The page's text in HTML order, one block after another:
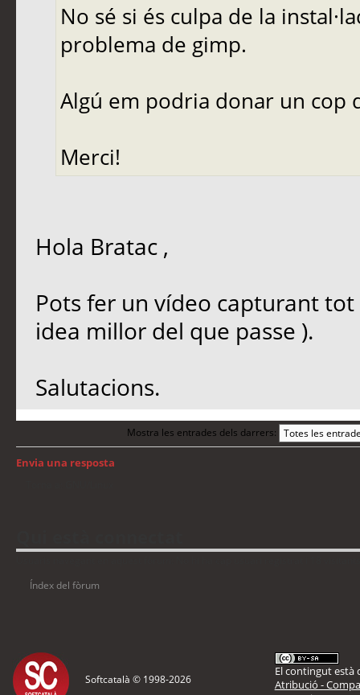
No sé si és culpa de la
problema de gimp.
Algú em podria donar un cop
Merci!
Hola Bratac ,
Pots fer un vídeo capturant
idea millor del que passe ).
Salutacions.
Mostra les entrades dels darrers:
Envia una resposta
Índex del fòrum
Softcatalà © 1998-2026
El contingut està
Atribució -